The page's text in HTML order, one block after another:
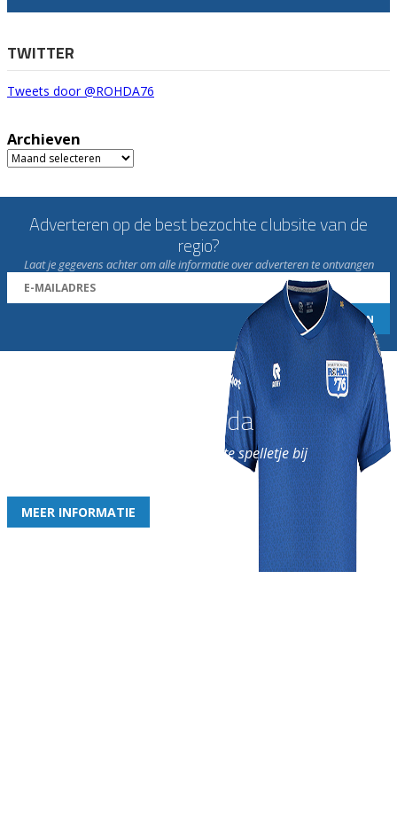
TWITTER
Tweets door @ROHDA76
Archieven
Archieven
Adverteren op de best bezochte clubsite van de
regio?
Laat je gegevens achter om alle informatie over adverteren te ontvangen
Word nu lid van Rohda
en geniet iedere week van het leukste spelletje bij
MEER INFORMATIE